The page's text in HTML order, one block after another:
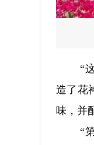
“
造了花
味，并
“